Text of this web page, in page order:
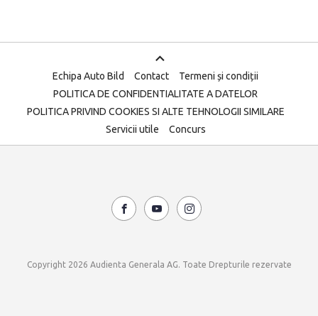
Echipa Auto Bild Contact
Termeni și condiții
POLITICA DE CONFIDENTIALITATE A DATELOR
POLITICA PRIVIND COOKIES SI ALTE TEHNOLOGII SIMILARE
Servicii utile
Concurs
Copyright 2026 Audienta Generala AG. Toate Drepturile rezervate